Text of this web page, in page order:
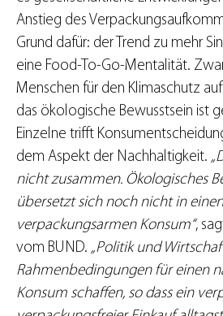
Anstieg des
Grund dafür: der Trend zu mehr
eine Food-To-Go-Mentalität.
Menschen für den Klimaschutz
das ökologische Bewusstsein ist
Einzelne trifft
dem Aspekt der Nachhaltigkeit.
nicht zusammen. Ökologisches
übersetzt sich noch nicht in
verpackungsarmen Konsum“,
vom BUND. „Politik und
Rahmenbedingungen für einen
Konsum schaffen, so dass ein